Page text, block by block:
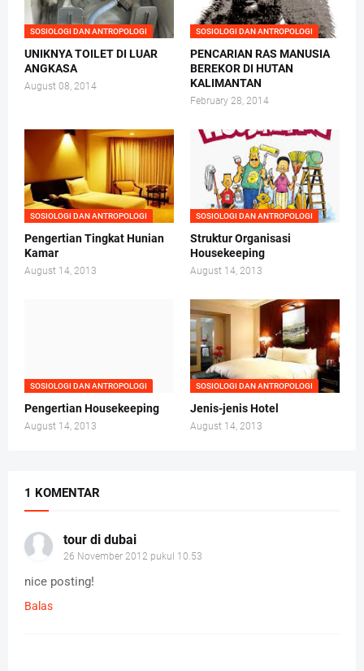
SOSIOLOGI DAN ANTROPOLOGI
UNIKNYA TOILET DI LUAR
ANGKASA
August 08, 2014
SOSIOLOGI DAN ANTROPOLOGI
PENCARIAN RAS MANUSIA
BEREKOR DI HUTAN
KALIMANTAN
February 28, 2014
SOSIOLOGI DAN ANTROPOLOGI
Pengertian Tingkat Hunian
Kamar
August 14, 2013
SOSIOLOGI DAN ANTROPOLOGI
Struktur Organisasi
Housekeeping
August 14, 2013
SOSIOLOGI DAN ANTROPOLOGI
Pengertian Housekeeping
August 14, 2013
SOSIOLOGI DAN ANTROPOLOGI
Jenis-jenis Hotel
August 14, 2013
1 KOMENTAR
tour di dubai
26 November 2012 pukul 10.53
nice posting!
Balas